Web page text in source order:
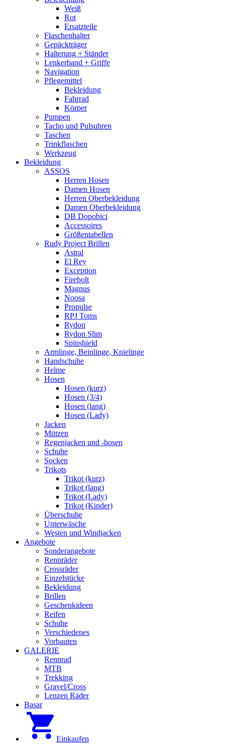
Weiß
Rot
Ersatzteile
Flaschenhalter
Gepäckträger
Halterung + Ständer
Lenkerband + Griffe
Navigation
Pflegemittel
Bekleidung
Fahrrad
Körper
Pumpen
Tacho und Pulsuhren
Taschen
Trinkflaschen
Werkzeug
Bekleidung
ASSOS
Herren Hosen
Damen Hosen
Herren Oberbekleidung
Damen Oberbekleidung
DB Dopobici
Accessoires
Größentabellen
Rudy Project Brillen
Astral
El Rey
Exception
Firebolt
Magnus
Noosa
Propulse
RPJ Toms
Rydon
Rydon Slim
Spinshield
Armlinge, Beinlinge, Knielinge
Handschuhe
Helme
Hosen
Hosen (kurz)
Hosen (3/4)
Hosen (lang)
Hosen (Lady)
Jacken
Mützen
Regenjacken und -hosen
Schuhe
Socken
Trikots
Trikot (kurz)
Trikot (lang)
Trikot (Lady)
Trikot (Kinder)
Überschuhe
Unterwäsche
Westen und Windjacken
Angebote
Sonderangebote
Rennräder
Crossräder
Einzelstücke
Bekleidung
Brillen
Geschenkideen
Reifen
Schuhe
Verschiedenes
Vorbauten
GALERIE
Rennrad
MTB
Trekking
Gravel/Cross
Lenzen Räder
Basar
Einkaufen